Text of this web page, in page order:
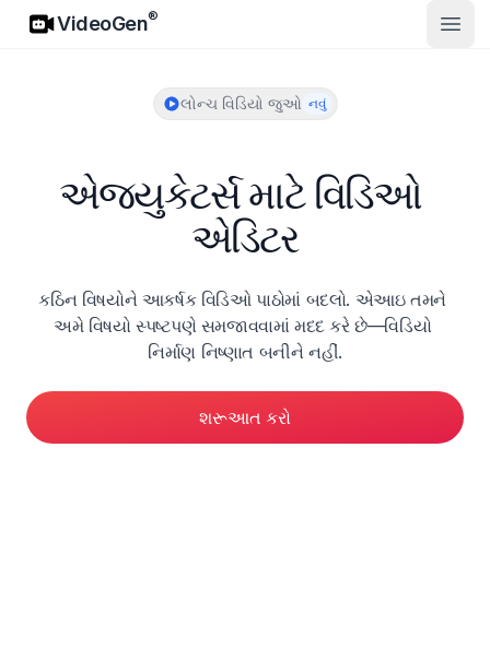
VideoGen
VideoGen®
લોન્ચ વિડિયો જુઓ નવું
એજ્યુકેટર્સ માટે વિડિઓ
એડિટર
કઠિન વિષયોને આકર્ષક વિડિઓ પાઠોમાં બદલો. એઆઇ તમને
અમે વિષયો સ્પષ્ટપણે સમજાવવામાં મદદ કરે છે—વિડિયો
નિર્માણ નિષ્ણાત બનીને નહીં.
શરૂઆત કરો